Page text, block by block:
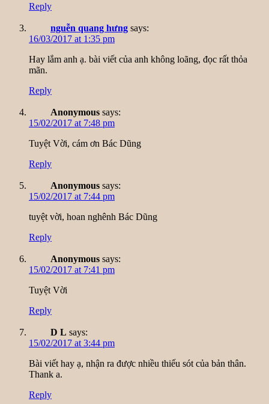
Reply
nguễn quang hưng says:
16/03/2017 at 1:35 pm
Hay lắm anh ạ. bài viết của anh không loãng, đọc rất thỏa
mãn.
Reply
Anonymous says:
15/02/2017 at 7:48 pm
Tuyệt Vời, cám ơn Bác Dũng
Reply
Anonymous says:
15/02/2017 at 7:44 pm
tuyệt vời, hoan nghênh Bác Dũng
Reply
Anonymous says:
15/02/2017 at 7:41 pm
Tuyệt Vời
Reply
D L says:
15/02/2017 at 3:44 pm
Bài viết hay ạ, nhận ra được nhiều thiếu sót của bản thân.
Thank a.
Reply